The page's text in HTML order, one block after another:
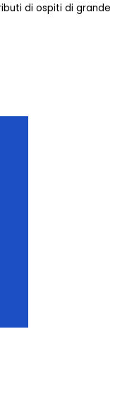
di ospiti di grande